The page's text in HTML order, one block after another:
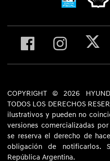
COPYRIGHT © 2026
TODOS LOS DERECHOS
ilustrativos y pueden no
versiones comercializadas
se reserva el derecho de
obligación de notificarlos.
República Argentina.